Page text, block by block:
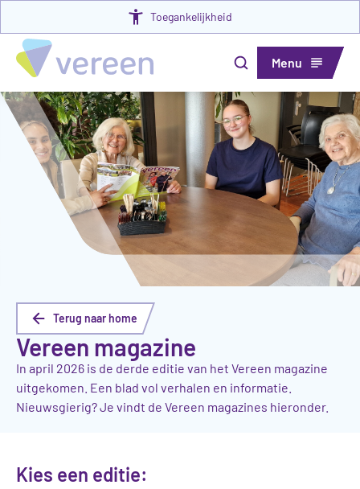
Toegankelijkheid
Menu
Terug naar home
Vereen magazine
In april 2026 is de derde editie van het Vereen magazine
uitgekomen. Een blad vol verhalen en informatie.
Nieuwsgierig? Je vindt de Vereen magazines hieronder.
Kies een editie: